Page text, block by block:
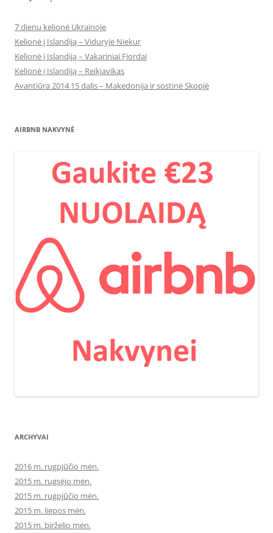
7 dienų kelionė Ukrainoje
Kelionė į Islandiją – Viduryje Niekur
Kelionė į Islandiją – Vakariniai Fjordai
Kelionė į Islandiją – Reikjavikas
Avantiūra 2014 15 dalis – Makedonija ir sostinė Skopjė
AIRBNB NAKVYNĖ
ARCHYVAI
2016 m. rugpjūčio mėn.
2015 m. rugsėjo mėn.
2015 m. rugpjūčio mėn.
2015 m. liepos mėn.
2015 m. birželio mėn.